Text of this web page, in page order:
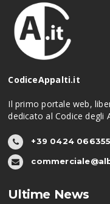
CodiceAppalti.it
Il primo portale web,
dedicato al Codice degli
+39 0424 066355
Ultime News